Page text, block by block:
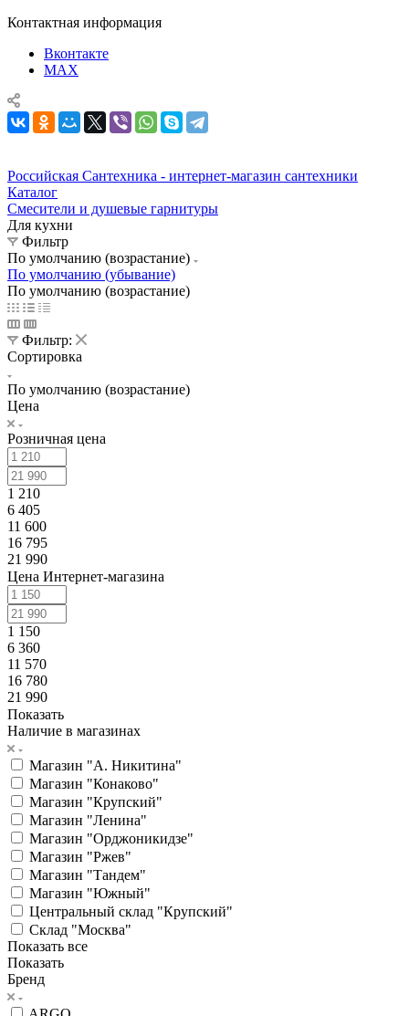
Контактная информация
Вконтакте
MAX
Российская Сантехника - интернет-магазин сантехники
Каталог
Смесители и душевые гарнитуры
Для кухни
Фильтр
По умолчанию (возрастание)
По умолчанию (убывание)
По умолчанию (возрастание)
Фильтр:
Сортировка
По умолчанию (возрастание)
Цена
Розничная цена
1 210
6 405
11 600
16 795
21 990
Цена Интернет-магазина
1 150
6 360
11 570
16 780
21 990
Показать
Наличие в магазинах
Магазин "А. Никитина"
Магазин "Конаково"
Магазин "Крупский"
Магазин "Ленина"
Магазин "Орджоникидзе"
Магазин "Ржев"
Магазин "Тандем"
Магазин "Южный"
Центральный склад "Крупский"
Склад "Москва"
Показать все
Показать
Бренд